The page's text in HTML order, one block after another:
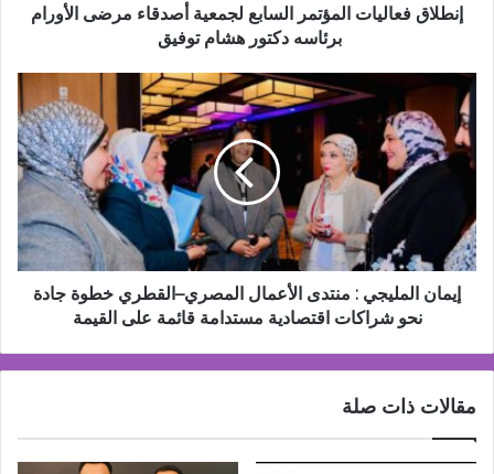
دكتور
إنطلاق فعاليات المؤتمر السابع لجمعية أصدقاء مرضى الأورام
برئاسه دكتور هشام توفيق
إيمان
المليجي
منتدى
الأعمال
القطري
خطوة
جادة
نحو
على
إيمان المليجي : منتدى الأعمال المصري–القطري خطوة جادة
نحو شراكات اقتصادية مستدامة قائمة على القيمة
مقالات ذات صلة